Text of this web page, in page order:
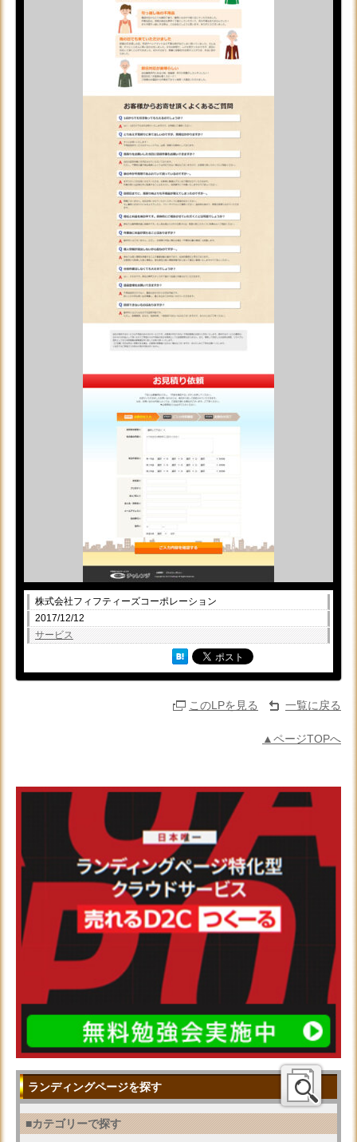
株式会社フィフティーズコーポレーション
2017/12/12
サービス
このLPを見る 一覧に戻る
▲ページTOPへ
ランディングページを探す
■カテゴリーで探す